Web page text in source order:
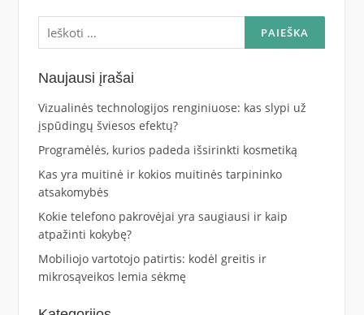
Ieškoti:
Naujausi įrašai
Vizualinės technologijos renginiuose: kas slypi už
įspūdingų šviesos efektų?
Programėlės, kurios padeda išsirinkti kosmetiką
Kas yra muitinė ir kokios muitinės tarpininko
atsakomybės
Kokie telefono pakrovėjai yra saugiausi ir kaip
atpažinti kokybę?
Mobiliojo vartotojo patirtis: kodėl greitis ir
mikrosąveikos lemia sėkmę